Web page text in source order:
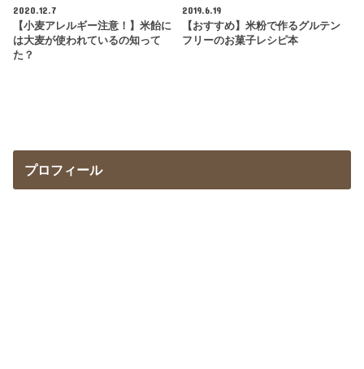
2020.12.7
【小麦アレルギー注意！】米飴に
は大麦が使われているの知って
た？
2019.6.19
【おすすめ】米粉で作るグルテン
フリーのお菓子レシピ本
プロフィール